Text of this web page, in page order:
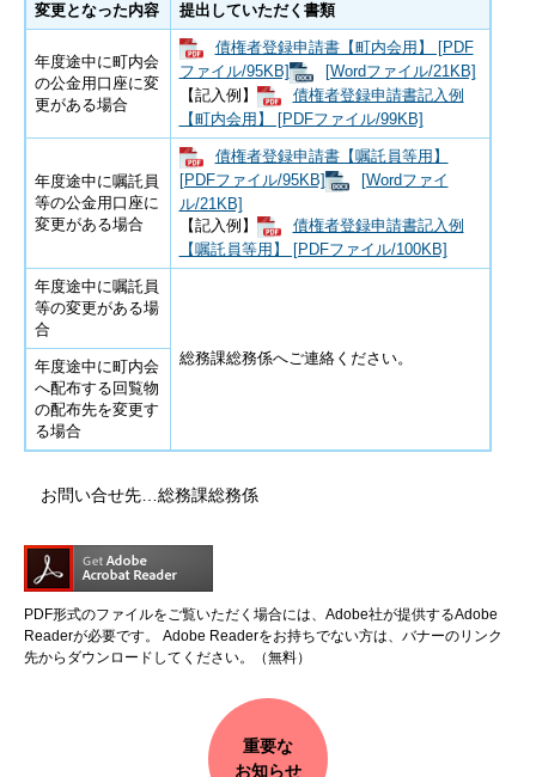
変更となった内容
提出していただく書類
年度途中に町内会
の公金用口座に変
更がある場合
債権者登録申請書【町内会用】 [PDF
ファイル/95KB]
[Wordファイル/21KB]
​【記入例】
債権者登録申請書記入例
【町内会用】 [PDFファイル/99KB]
年度途中に嘱託員
等の公金用口座に
変更がある場合
債権者登録申請書【嘱託員等用】
[PDFファイル/95KB]
[Wordファイ
ル/21KB]
【記入例】
債権者登録申請書記入例
【嘱託員等用】 [PDFファイル/100KB]
年度途中に嘱託員
等の変更がある場
合
総務課総務係へご連絡ください。
年度途中に町内会
へ配布する回覧物
の配布先を変更す
る場合
お問い合せ先…総務課総務係
PDF形式のファイルをご覧いただく場合には、Adobe社が提供するAdobe
Readerが必要です。
Adobe Readerをお持ちでない方は、バナーのリンク
先からダウンロードしてください。（無料）
重要な
お知らせ